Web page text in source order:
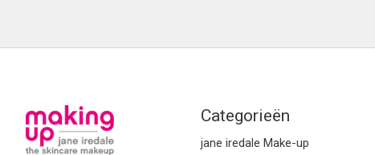
Categorieën
jane iredale Make-up